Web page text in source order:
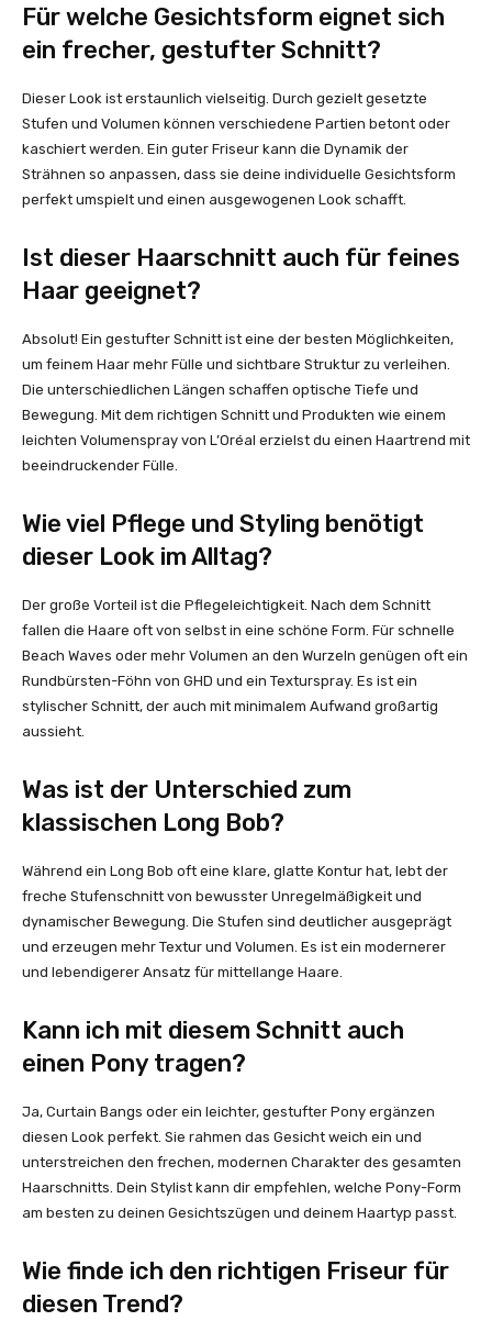
Für welche Gesichtsform eignet sich
ein frecher, gestufter Schnitt?
Dieser Look ist erstaunlich vielseitig. Durch gezielt gesetzte
Stufen und Volumen können verschiedene Partien betont oder
kaschiert werden. Ein guter Friseur kann die Dynamik der
Strähnen so anpassen, dass sie deine individuelle Gesichtsform
perfekt umspielt und einen ausgewogenen Look schafft.
Ist dieser Haarschnitt auch für feines
Haar geeignet?
Absolut! Ein gestufter Schnitt ist eine der besten Möglichkeiten,
um feinem Haar mehr Fülle und sichtbare Struktur zu verleihen.
Die unterschiedlichen Längen schaffen optische Tiefe und
Bewegung. Mit dem richtigen Schnitt und Produkten wie einem
leichten Volumenspray von L’Oréal erzielst du einen Haartrend mit
beeindruckender Fülle.
Wie viel Pflege und Styling benötigt
dieser Look im Alltag?
Der große Vorteil ist die Pflegeleichtigkeit. Nach dem Schnitt
fallen die Haare oft von selbst in eine schöne Form. Für schnelle
Beach Waves oder mehr Volumen an den Wurzeln genügen oft ein
Rundbürsten-Föhn von GHD und ein Texturspray. Es ist ein
stylischer Schnitt, der auch mit minimalem Aufwand großartig
aussieht.
Was ist der Unterschied zum
klassischen Long Bob?
Während ein Long Bob oft eine klare, glatte Kontur hat, lebt der
freche Stufenschnitt von bewusster Unregelmäßigkeit und
dynamischer Bewegung. Die Stufen sind deutlicher ausgeprägt
und erzeugen mehr Textur und Volumen. Es ist ein modernerer
und lebendigerer Ansatz für mittellange Haare.
Kann ich mit diesem Schnitt auch
einen Pony tragen?
Ja, Curtain Bangs oder ein leichter, gestufter Pony ergänzen
diesen Look perfekt. Sie rahmen das Gesicht weich ein und
unterstreichen den frechen, modernen Charakter des gesamten
Haarschnitts. Dein Stylist kann dir empfehlen, welche Pony-Form
am besten zu deinen Gesichtszügen und deinem Haartyp passt.
Wie finde ich den richtigen Friseur für
diesen Trend?